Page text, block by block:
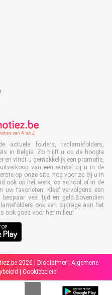
actuele folders, reclamefolders,
in België. Zo blijft u op de hoogte
en vindt u gemakkelijk een promotie,
van een winkel bij u in de
op onze site, nog voor ze bij u in
ook op het werk, op school of in de
uw favorieten. Kleef vervolgens een
veel tijd en geld.Bovendien
ook een bijdrage aan het
ook goed voor het milieu!
2026 | Disclaimer| Algemene
| Cookiebeleid